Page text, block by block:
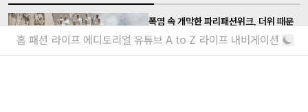
폭염 속 개막한 파리패션위크, 더위 때문
에 패션쇼 일정도 바뀌었다?
홈 패션 라이프 에디토리얼 유튜브 A to Z 라이프 내비게이션